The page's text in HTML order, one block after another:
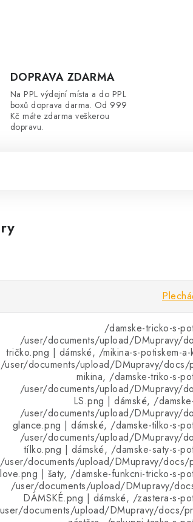
DOPRAVA ZDARMA
Na PPL výdejní místa a do PPL
boxů doprava darma. Od 999
Kč máte zdarma veškerou
dopravu.
/damske-tricko-s-
/user/documents/upload/DMupravy/
tričko.png | dámské, /mikina-s-potiskem-
/user/documents/upload/DMupravy/docs/
mikina, /damske-triko-s-
/user/documents/upload/DMupravy/
LS.png | dámské, /
/user/documents/upload/DMupravy/
glance.png | dámské, /damske-tilko-s-
/user/documents/upload/DMupravy/
tílko.png | dámské, /damske-saty-s-
/user/documents/upload/DMupravy/docs/
love.png | šaty, /damske-funkcni-tricko-s-
/user/documents/upload/DMupravy/
DÁMSKÉ.png | dámské, /zastera-s-
documents/upload/DMupravy/docs/